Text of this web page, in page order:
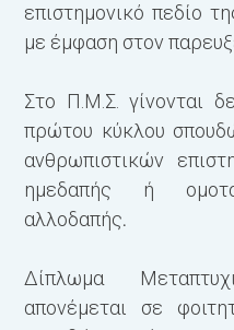
επιστημονικό πεδίο
με έμφαση στον
Στο Π.Μ.Σ. γίνονται
πρώτου κύκλου
ανθρωπιστικών
ημεδαπής ή
αλλοδαπής.
Δίπλωμα
απονέμεται σε